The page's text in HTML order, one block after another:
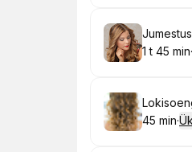
Broneeri
. Kestus:
1 t 45 min·
.Kestus:
45 min·